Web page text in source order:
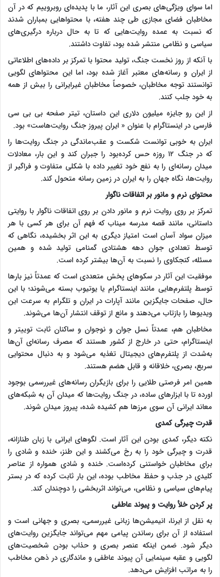
اما سوای ویژگی‌های بصری این آثار، ما با پدیده‌ای روبروییم که در آن
مخاطبان فضای مجازی طی چند هفته، با محتواهایی بمباران شدند
که نسبت به عمده روایت‌هایی که تا به حال درباره درگیری‌های
سیاسی و نظامی منتشر شده بود، تفاوت داشتند.
با آنکه از روز نخست جنگ، تولید محتوا با تمرکز بر داده‌های اطلاعاتی
از ایران و رسانه‌های معتبر آغاز شده بود، اما این محتواهای لگویی
توانستند توجه مخاطبان، خصوصاً مخاطبان غیرایرانی را بیش از همه
به خود جلب کنند.
از این رو جایزه میلیون دلاری این داستان، تیتر صفحه بی بی سی
فارسی در اینستاگرام با عنوان « ایران پیروز جنگ روایت‌هاست» بود.
ایران به خوبی توانست شکست و عقب‌ماندگی در جنگ روایت‌ها را
که در جنگ ۱۲ روزه حس کرده‌بود را جبران کند و این بار، معادلات
میدان رسانه‌ای را به نفع خود تغییر داده با شکلی متفاوت و فراگیر از
روایت‌ها، نگاه جهان را به ایران در زمین رسانه متحول کند.
محتوای نرم و مانور بر اتفاقات ناگوار
تمرکز بر روی روایت نرم و مانور دادن بر روی اتفاقات ناگوار با روایتی
داستانی، مانند قصه مدرسه میناب که فهم آن برای هر کسی با هر
میزان سواد آسان است امتیاز دیگری به این اثر بخشیده، نگاهی که
توسط تعدادی جوان دهه هشتادی گمنامی تولید شده و همین
مسئله، کنجکاوی را نسبت به آن‌ها بیشتر کرده است.
موفقیت این آثار در سکوهای پخش متعددی است که عمدتاً نیز بارها
توسط پلتفرم‌هایی مانند اینستاگرام یا یوتیوب بسته می‌شوند؛ با این
حال، صفحات جایگزین مانند آپارات در ایران و تلگرام به سرعت این
ویدیوها را بازتاب می‌دهند و مانع از توقف انتشار آن‌ها می‌شوند.
مخاطبان هم، عمدتاً نسل جوان و نوجوان و ساکنان ثابت توییتر و
اینستاگرام، حتی در خارج از کشور هستند که مصرف رسانه‌ای آن‌ها
به‌شدت از پلتفرم‌های دیجیتال تغذیه می‌شود و به دنبال محتوایی
سریع، بصری، خلاقانه و قابل هضم هستند.
همین امر فرصتی طلایی را برای بازیگران رسانه‌های غیررسمی بوجود
اورده تا با ابزارهای ساده، در جنگ روایت‌ها که میدان آن به شبکه‌های
معاند ایرانی آن سوی مرزها هم کشیده شده، پیروز میدان شوند.
قدرت چیرگی کمدی
نکته دیگر، کمدی بودن این آثار است. لگوهای ایرانی با زبان طنازانه،
قدرت و چیرگی خود را به رخ می‌کشند و این طنز، خنده و شادی را
برای مخاطبان خواستنی کرده‌است. خنده و شادی همواره از عناصر
کلیدی در جذب و حفظ مخاطب بوده‌، این بار ثابت کرده که در بستر
پیام‌های سیاسی و نظامی، می‌تواند اثربخشی را دوچندان کند.
پر کردن خلأ روایت و پیوند عاطفی
به نقل از ایرنا، انیمیشن‌ها زبانی غیررسمی، بصری و جهانی است و
استفاده از آن برای رساندن پیامی مهم می‌تواند جایگزین روایت‌های
دیگر شود. ضمن اینکه عنصر بصری و حذاب بودن شخصیت‌های
لگویی و عقبه سینمایی آن پیوند عاطفی و ماندگاری در ذهن مخاطب
را به مراتب افزایش می‌دهد.